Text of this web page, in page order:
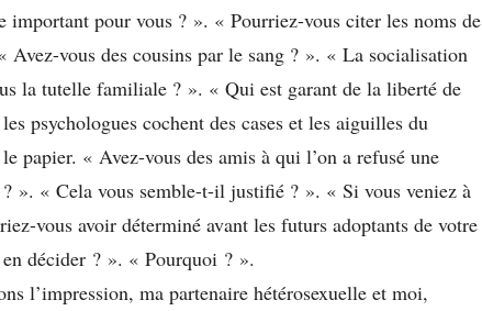
important pour vous ? ». « Pourriez-vous citer les noms de
Avez-vous des cousins par le sang ? ». « La socialisation
la tutelle familiale ? ». « Qui est garant de la liberté de
psychologues cochent des cases et les aiguilles du
papier. « Avez-vous des amis à qui l’on a refusé une
». « Cela vous semble-t-il justifié ? ». « Si vous veniez à
vous avoir déterminé avant les futurs adoptants de votre
décider ? ». « Pourquoi ? ».
l’impression, ma partenaire hétérosexuelle et moi,